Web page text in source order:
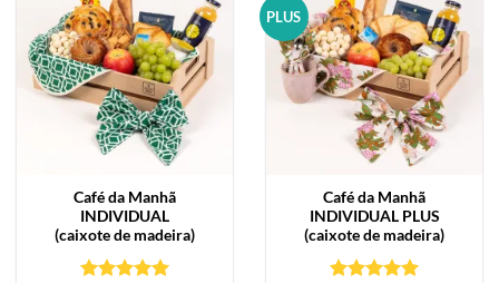
Café da Manhã
INDIVIDUAL
(caixote de madeira)
PLUS
Café da Manhã
INDIVIDUAL PLUS
(caixote de madeira)